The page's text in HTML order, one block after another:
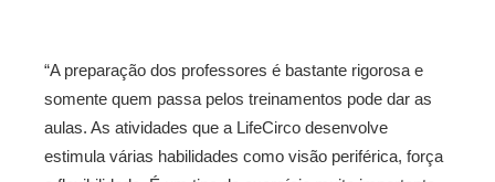
“A preparação dos professores é bastante rigorosa e
somente quem passa pelos treinamentos pode dar as
aulas. As atividades que a LifeCirco desenvolve
estimula várias habilidades como visão periférica, força